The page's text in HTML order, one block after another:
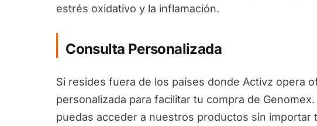
estrés oxidativo y la inflamación.
Consulta Personalizada
Si resides fuera de los países donde Activz opera
personalizada para facilitar tu compra de
puedas acceder a nuestros productos sin importar